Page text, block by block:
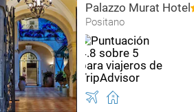
Palazzo Murat Hotel
Positano